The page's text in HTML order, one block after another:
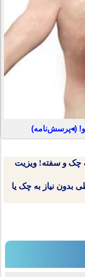
(◂پرسش‌نامه)
چک و سفته! ویزیت
بدون نیاز به چک یا